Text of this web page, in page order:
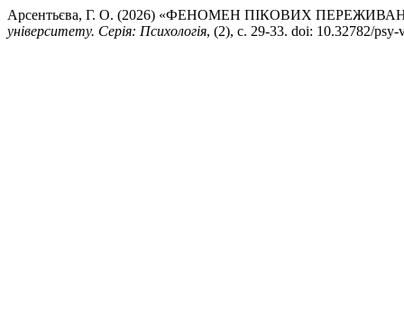
Арсентьєва, Г. О. (2026) «ФЕНОМЕН ПІКОВИХ
університету. Серія: Психологія, (2), с. 29-33. doi: 10.32782/